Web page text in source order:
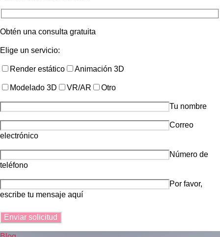
Obtén una consulta gratuita
Elige un servicio:
Render estático Animación 3D
Modelado 3D VR/AR Otro
Tu nombre
Correo
electrónico
Número de
teléfono
Por favor,
escribe tu mensaje aquí